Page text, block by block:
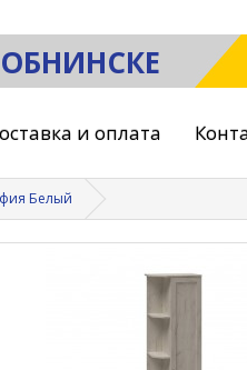
и оплата
Белый